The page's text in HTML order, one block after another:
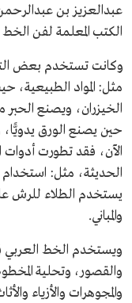
عبدالعزيز بن
الكتب المعلمة لفن
وكانت تستخدم بعض
مثل: المواد
الخيزران، ويصنع
حين يصنع الورق يدويًّا،
الآن، فقد تطورت
الحديثة، مثل:
يستخدم الطلاء للرش
والمباني.
ويستخدم الخط العربي
والقصور، وتحلية
والمجوهرات والأزياء